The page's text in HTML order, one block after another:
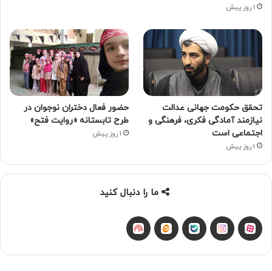
1 روز پیش
تحقق حکومت جهانی عدالت
نیازمند آمادگی فکری، فرهنگی و
اجتماعی است
1 روز پیش
حضور فعال دختران نوجوان در
طرح تابستانه «روایت فتح»
1 روز پیش
ما را دنبال کنید
آپاراتاینستاگرام
بله ایتا شنوتو